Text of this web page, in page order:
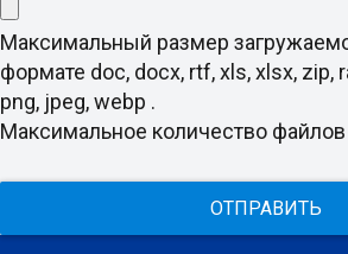
Максимальный размер
формате doc, docx, rtf, xls, xlsx, zip,
png, jpeg, webp .
Максимальное количество
ОТПРАВИТЬ